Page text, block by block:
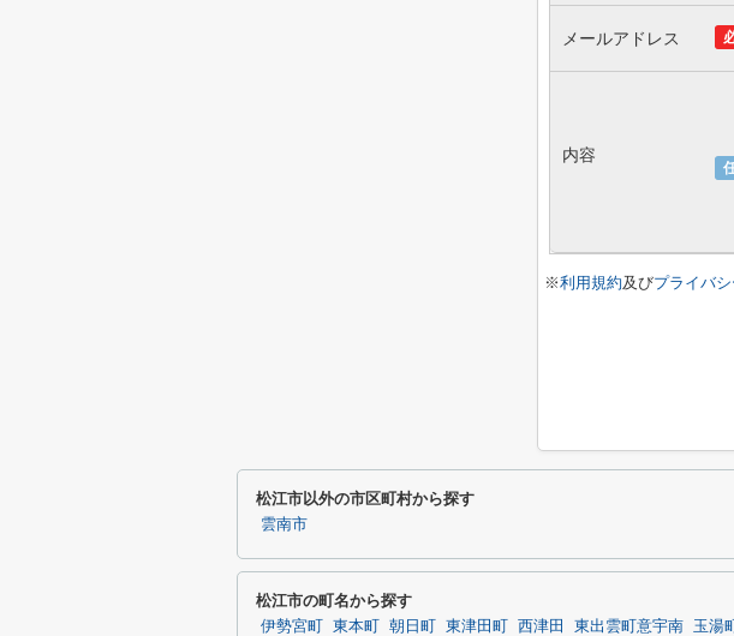
メールアドレス
内容
※利用規約及びプライバ
松江市以外の市区町村から探す
雲南市
松江市の町名から探す
伊勢宮町 東本町 朝日町 東津田町 西津田 東出雲町意宇南 玉湯